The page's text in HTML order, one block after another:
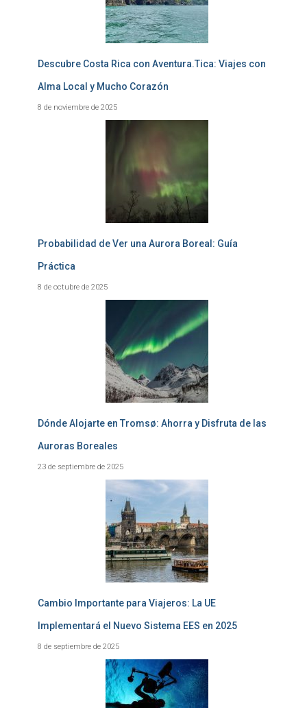
Descubre Costa Rica con Aventura.Tica: Viajes con
Alma Local y Mucho Corazón
8 de noviembre de 2025
Probabilidad de Ver una Aurora Boreal: Guía
Práctica
8 de octubre de 2025
Dónde Alojarte en Tromsø: Ahorra y Disfruta de las
Auroras Boreales
23 de septiembre de 2025
Cambio Importante para Viajeros: La UE
Implementará el Nuevo Sistema EES en 2025
8 de septiembre de 2025